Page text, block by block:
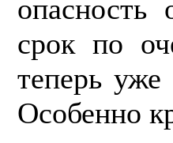
опасность
срок по
теперь
Особенно